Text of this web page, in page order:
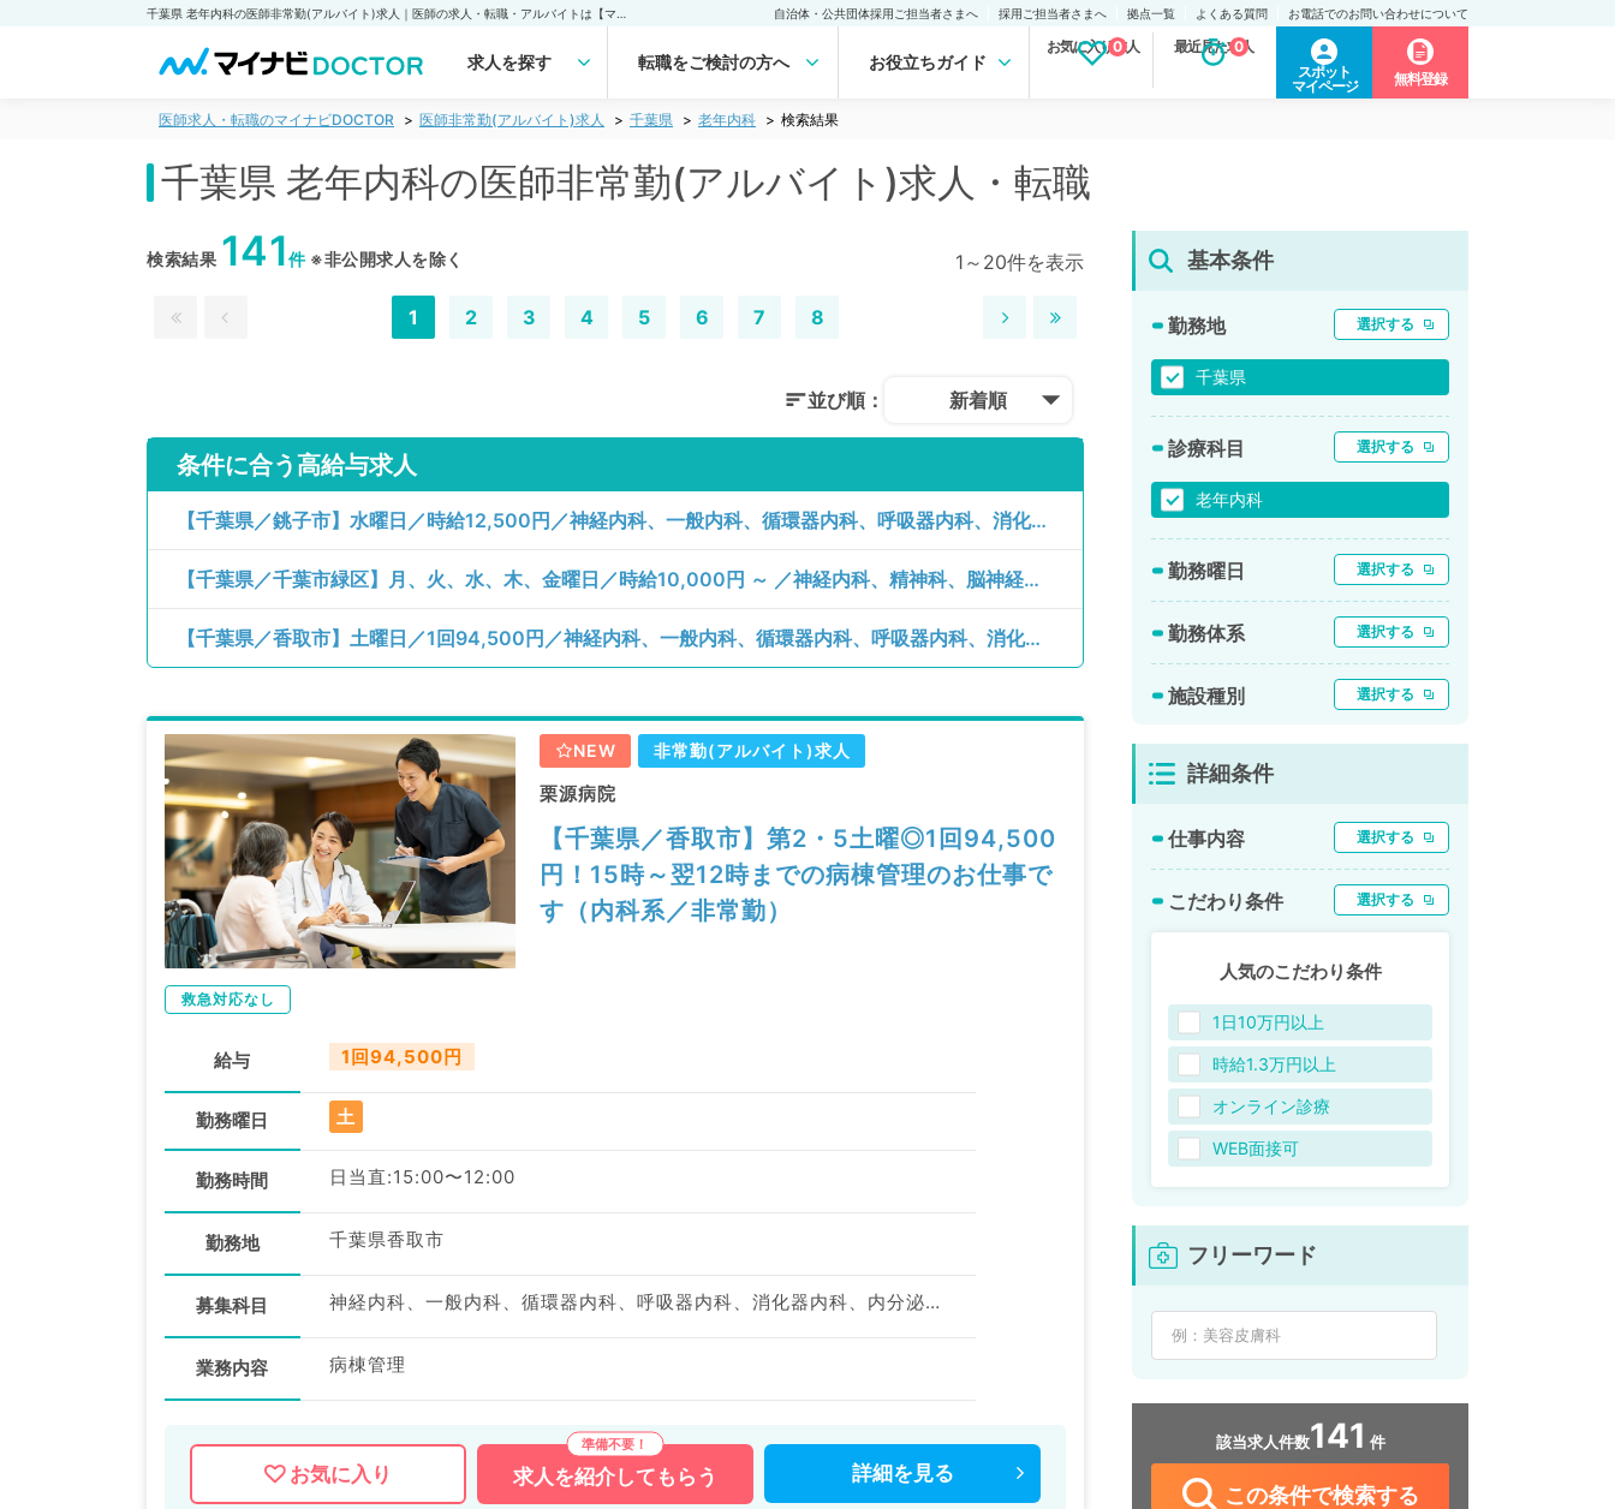
自治体・公共団体採用ご担当者さまへ 採用ご担当者さまへ 拠点一覧 よくある質問 お電話でのお問い合わせについて
求人を探す 転職をご検討の方へ お役立ちガイド
お気に入り求人
0 最近見た求人
0
スポット
マイページ
無料登録
医師求人・転職のマイナビDOCTOR 医師非常勤(アルバイト)求人 千葉県 老年内科 検索結果
千葉県 老年内科の医師非常勤(アルバイト)求人・転職
検索結果 141件※非公開求人を除く 1～20件を表示
1 2 3 4 5 6 7 8
並び順： 新着順
条件に合う高給与求人
【千葉県／銚子市】水曜日／時給12,500円／神経内科、一般内科、循環器内科、呼吸器内科、消化器内科、内分泌・代謝内科、腎臓内科、老年内科、血液内科、膠原病科／一般外来
【千葉県／千葉市緑区】月、火、水、木、金曜日／時給10,000円 ～ ／神経内科、精神科、脳神経外科、一般内科、老年内科、外科系全般、一般外科／訪問診療（居宅）、訪問診療（施設）、訪問診療（居宅）、訪問診療（施設）
【千葉県／香取市】土曜日／1回94,500円／神経内科、一般内科、循環器内科、呼吸器内科、消化器内科、内分泌・代謝内科、腎臓内科、老年内科、血液内科、膠原病科／病棟管理
NEW 非常勤(アルバイト)求人
栗源病院
【千葉県／香取市】第2・5土曜◎1回94,500
円！15時～翌12時までの病棟管理のお仕事で
す（内科系／非常勤）
救急対応なし
給与 1回94,500円
勤務曜日 土
勤務時間 日当直:15:00〜12:00
勤務地 千葉県香取市
募集科目 神経内科、一般内科、循環器内科、呼吸器内科、消化器内科、内分泌・代謝内科、腎臓内科、老年内科、血液内科、膠原病科
業務内容 病棟管理
お気に入り 求人を紹介してもらう 詳細を 見る
基本条件
勤務地 選択する
千葉県
診療科目 選択する
老年内科
勤務曜日 選択する
勤務体系 選択する
施設種別 選択する
詳細条件
仕事内容 選択する
こだわり条件 選択する
人気のこだわり条件
1日10万円以上
時給1.3万円以上
オンライン診療
WEB面接可
フリーワード
該当求人件数141 件
この条件で検索する